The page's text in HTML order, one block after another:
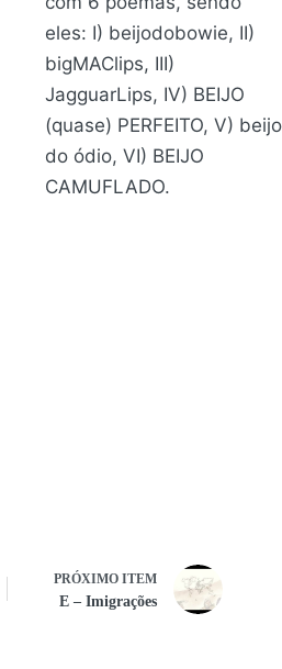
eles: I) beijodobowie, II)
bigMAClips, III)
JagguarLips, IV) BEIJO
(quase) PERFEITO, V) beijo
do ódio, VI) BEIJO
CAMUFLADO.
PRÓXIMO ITEM
E – Imigrações